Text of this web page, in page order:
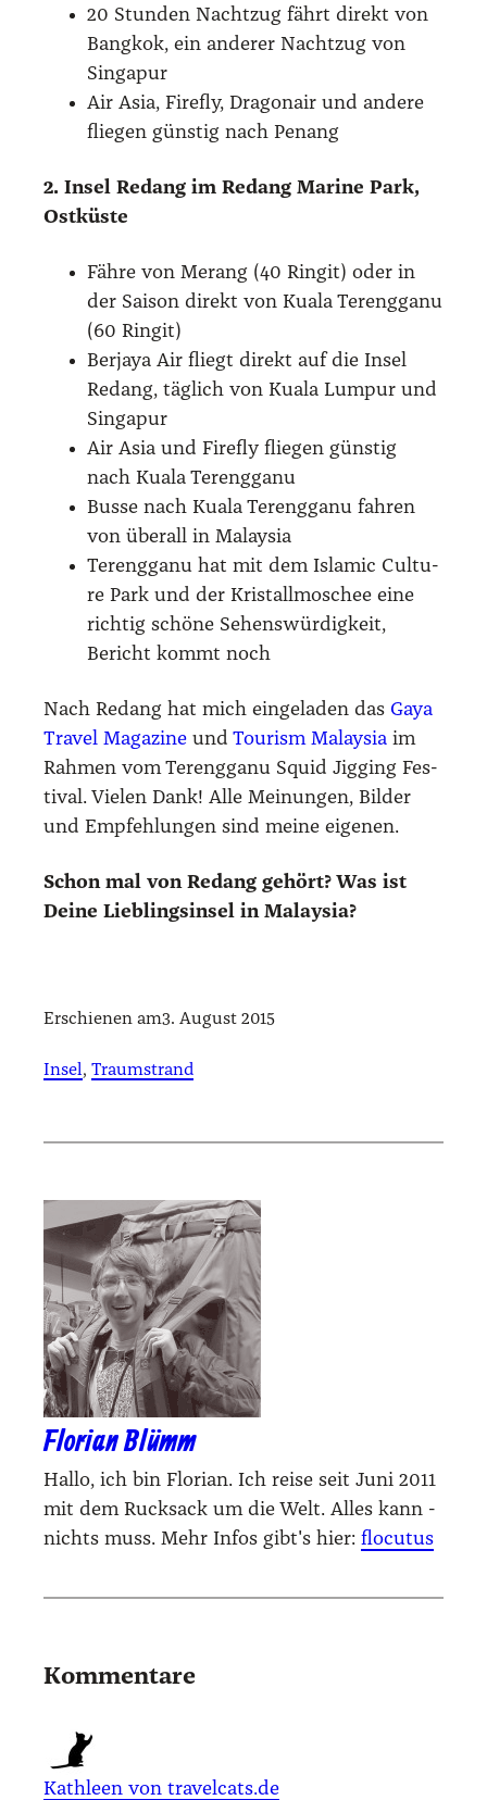
20 Stun­den Nacht­zug fährt direkt von
Bang­kok, ein ande­rer Nacht­zug von
Sin­ga­pur
Air Asia, Fire­fly, Dra­gon­air und ande­re
flie­gen güns­tig nach Penang
2. Insel Redang im Redang Mari­ne Park,
Ost­küs­te
Fäh­re von Merang (40 Rin­git) oder in
der Sai­son direkt von Kua­la Tereng­ga­nu
(60 Rin­git)
Ber­ja­ya Air fliegt direkt auf die Insel
Redang, täg­lich von Kua­la Lum­pur und
Sin­ga­pur
Air Asia und Fire­fly flie­gen güns­tig
nach Kua­la Tereng­ga­nu
Bus­se nach Kua­la Tereng­ga­nu fah­ren
von über­all in Malay­sia
Tereng­ga­nu hat mit dem Isla­mic Cul­tu­
re Park und der Kris­tall­mo­schee eine
rich­tig schö­ne Sehens­wür­dig­keit,
Bericht kommt noch
Nach Redang hat mich ein­ge­la­den das Gaya
Tra­vel Maga­zi­ne und Tou­rism Malay­sia im
Rah­men vom Tereng­ga­nu Squid Jig­ging Fes­
ti­val. Vie­len Dank! Alle Mei­nun­gen, Bil­der
und Emp­feh­lun­gen sind mei­ne eige­nen.
Schon mal von Redang gehört? Was ist
Dei­ne Lieb­lings­in­sel in Malay­sia?
Erschienen am3. August 2015
Insel , Traumstrand
Florian Blümm
Hallo, ich bin Florian. Ich reise seit Juni 2011
mit dem Rucksack um die Welt. Alles kann -
nichts muss. Mehr Infos gibt's hier: flocutus
Kommentare
Kathleen von travelcats.de